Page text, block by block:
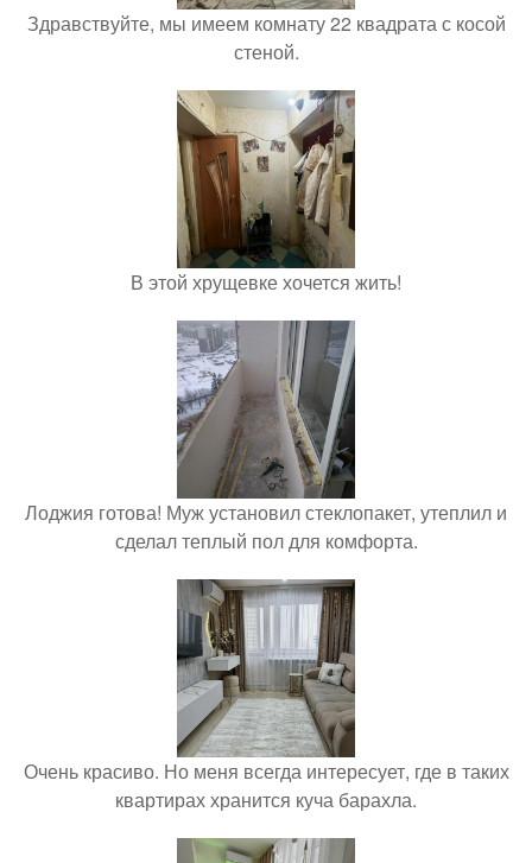
Здравствуйте, мы имеем комнату 22 квадрата с косой
стеной.
В этой хрущевке хочется жить!
Лоджия готова! Муж установил стеклопакет, утеплил и
сделал теплый пол для комфорта.
Очень красиво. Но меня всегда интересует, где в таких
квартирах хранится куча барахла.